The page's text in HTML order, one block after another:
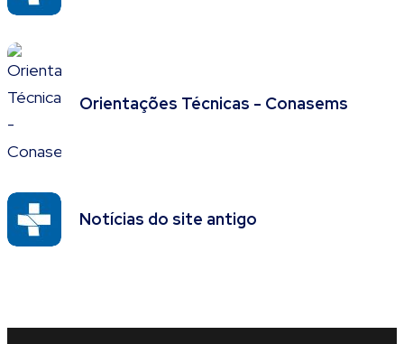
Orientações Técnicas - Conasems
Notícias do site antigo